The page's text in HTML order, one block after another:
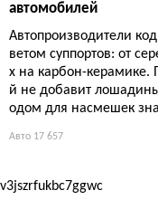
автомобилей
Автопроизводители
ветом суппортов: от
х на карбон-керамике.
й не добавит
одом для насмешек
Авто 17 657
v3jszrfukbc7ggwc